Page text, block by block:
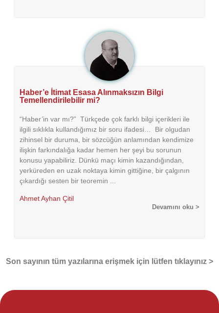
Haber’e İtimat Esasa Alınmaksızın Bilgi
Temellendirilebilir mi?
“Haber’in var mı?” Türkçede çok farklı bilgi içerikleri ile
ilgili sıklıkla kullandığımız bir soru ifadesi… Bir olgudan
zihinsel bir duruma, bir sözcüğün anlamından kendimize
ilişkin farkındalığa kadar hemen her şeyi bu sorunun
konusu yapabiliriz. Dünkü maçı kimin kazandığından,
yerküreden en uzak noktaya kimin gittiğine, bir çalgının
çıkardığı sesten bir teoremin ...
Ahmet Ayhan Çitil
Devamını oku >
Son sayının tüm yazılarına erişmek için lütfen tıklayınız >